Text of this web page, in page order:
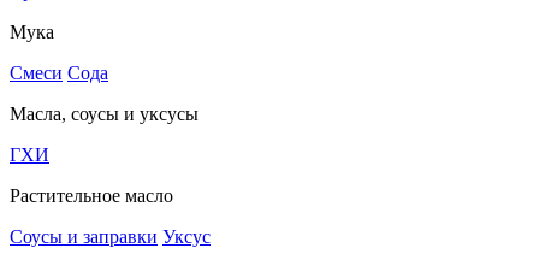
Мука
Смеси Сода
Масла, соусы и уксусы
ГХИ
Растительное масло
Соусы и заправки Уксус